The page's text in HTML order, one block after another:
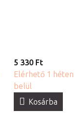
5 330 Ft
Elérhető 1 héten
belül
Kosárba